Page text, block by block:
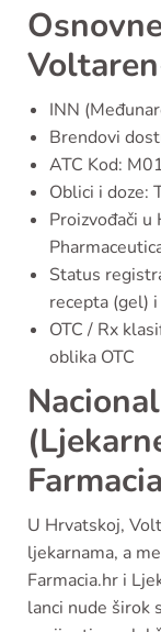
INN
Brendovi
ATC Kod:
Oblici i doze:
Proizvođači
Status
recepta (gel)
OTC / Rx
oblika OTC
U Hrvatskoj,
ljekarnama, a
Farmacia.hr i
lanci nude širok